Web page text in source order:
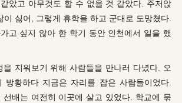
았고 아무것도 할 수 없을 것 같았다. 주저앉
이 싫어, 그렇게 휴학을 하고 군대로 도망쳤다.
고 싶지 않아 한 학기 동안 인천에서 일을 했
을 지워보기 위해 사람들을 만나러 다녔다. 오
방황하다 지금은 자리를 잡은 사람들이었다.
선배는 여전히 이곳에 살고 있었다. 학교에 묶